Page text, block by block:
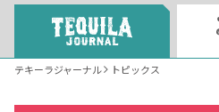
テキーラジャーナル トピックス